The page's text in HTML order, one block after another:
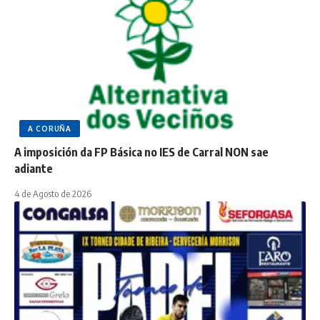
A CORUÑA
A imposición da FP Básica no IES de Carral NON sae
adiante
4 de Agosto de 2026